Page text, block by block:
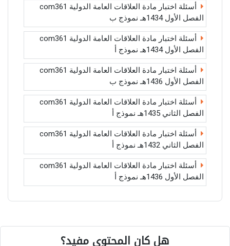
أسئلة اختبار مادة العلاقات العامة الدولية com361
الفصل الأول 1434هـ نموذج ب
أسئلة اختبار مادة العلاقات العامة الدولية com361
الفصل الأول 1434هـ نموذج أ
أسئلة اختبار مادة العلاقات العامة الدولية com361
الفصل الأول 1436هـ نموذج ب
أسئلة اختبار مادة العلاقات العامة الدولية com361
الفصل الثاني 1435هـ نموذج أ
أسئلة اختبار مادة العلاقات العامة الدولية com361
الفصل الثاني 1432هـ نموذج أ
أسئلة اختبار مادة العلاقات العامة الدولية com361
الفصل الأول 1436هـ نموذج أ
هل كان المحتوى مفيد؟